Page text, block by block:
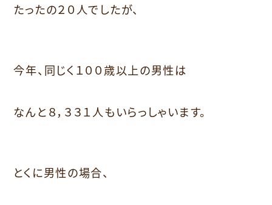
たったの２０人でしたが、
今年、同じく１００歳以上の男性は
なんと８，３３１人もいらっしゃいます。
とくに男性の場合、